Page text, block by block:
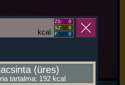
kcal
ZS:
0
SZ:
0
F:
0
(üres)
tartalma: 192 kcal